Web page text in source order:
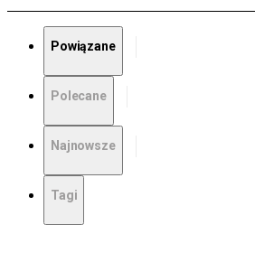
Powiązane
Polecane
Najnowsze
Tagi